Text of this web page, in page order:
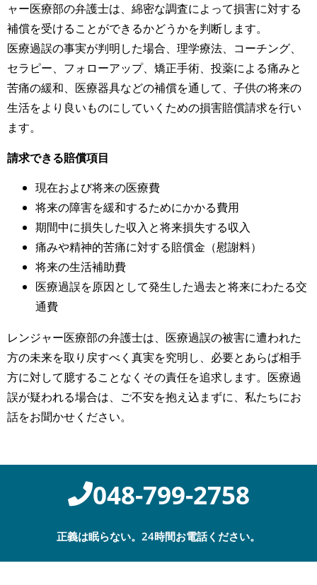
ャー医療部の弁護士は、綿密な調査によって損害に対する
補償を受けることができるかどうかを判断します。
医療過誤の事実が判明した場合、理学療法、コーチング、
セラピー、フォローアップ、矯正手術、投薬による痛みと
苦痛の緩和、医療器具などの補償を通して、子供の将来の
生活をより良いものにしていくための損害賠償請求を行い
ます。
請求できる賠償項目
現在および将来の医療費
将来の障害を緩和するためにかかる費用
期間中に損失した収入と将来損失する収入
痛みや精神的苦痛に対する賠償金（慰謝料）
将来の生活補助費
医療過誤を原因として発生した過去と将来にわたる交
通費
レンジャー医療部の弁護士は、医療過誤の被害に遭われた
方の未来を取り戻すべく真実を究明し、必要とあらば相手
方に対して臆することなくその責任を追求します。医療過
誤が疑われる場合は、ご不安を抱え込まずに、私たちにお
話をお聞かせください。
048-799-2758
正義は眠らない。24時間お電話ください。